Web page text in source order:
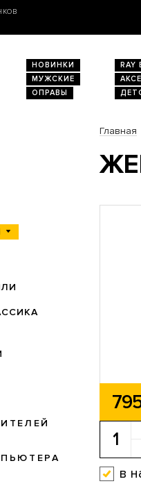
НОВИНКИ RAY
МУЖСКИЕ
ОПРАВЫ
Главная
в